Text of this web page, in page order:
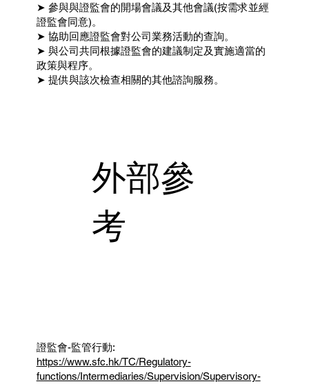
➤ 參與與證監會的開場會議及其他會議(按需求並經
證監會同意)。
➤ 協助回應證監會對公司業務活動的查詢。
➤ 與公司共同根據證監會的建議制定及實施適當的
政策與程序。
➤ 提供與該次檢查相關的其他諮詢服務。
外部參
考
證監會-監管行動:
https://www.sfc.hk/TC/Regulatory-
functions/Intermediaries/Supervision/Supervisory-